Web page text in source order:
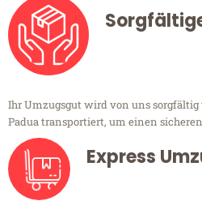
Ihr Umzugsgut wird von uns
Padua transportiert, um einen
Express